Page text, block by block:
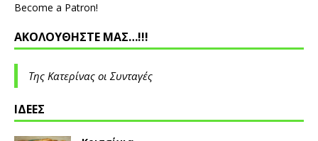
Become a Patron!
ΑΚΟΛΟΥΘΗΣΤΕ ΜΑΣ…!!!
Της Κατερίνας οι Συνταγές
ΙΔΕΕΣ